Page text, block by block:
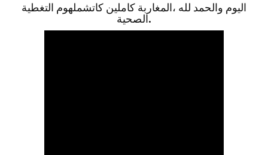
اليوم والحمد لله ،المغاربة كاملين كاتشملهوم التغطية
الصحية.